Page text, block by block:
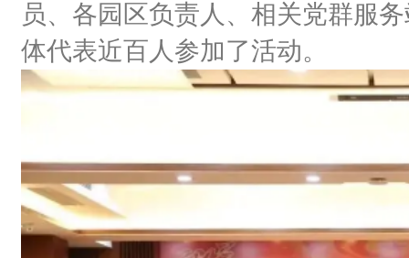
员、各园区负责人、相关党群服
体代表近百人参加了活动。